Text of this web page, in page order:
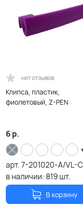
нет отзывов
Клипса, пластик,
фиолетовый, Z-PEN
6 р.
арт.7-201020-A/VL-
в наличии: 819 шт.
В корзину